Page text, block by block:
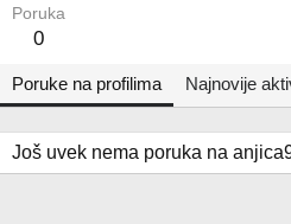
Poruka
0
Poruke na profilima Najnovije
Još uvek nema poruka na